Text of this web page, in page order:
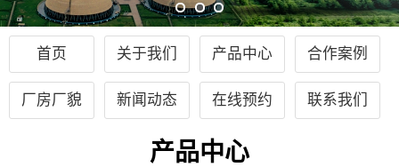
首页 关于我们 产品中心 合作案例
厂房厂貌 新闻动态 在线预约 联系我们
产品中心